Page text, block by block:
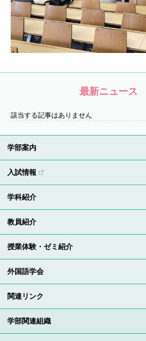
最新ニュース
該当する記事はありません
学部関連組織
学部案内
入試情報
学科紹介
教員紹介
授業体験・ゼミ紹介
外国語学会
関連リンク